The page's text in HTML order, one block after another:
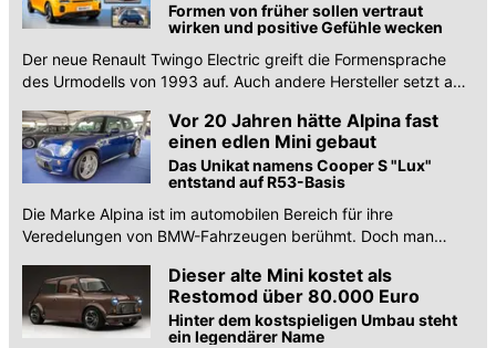
Formen von früher sollen vertraut
wirken und positive Gefühle wecken
Der neue Renault Twingo Electric greift die Formensprache
des Urmodells von 1993 auf. Auch andere Hersteller setzt auf
Vor 20 Jahren hätte Alpina fast
einen edlen Mini gebaut
Das Unikat namens Cooper S "Lux"
entstand auf R53-Basis
Die Marke Alpina ist im automobilen Bereich für ihre
Veredelungen von BMW-Fahrzeugen berühmt. Doch man
Dieser alte Mini kostet als
Restomod über 80.000 Euro
Hinter dem kostspieligen Umbau steht
ein legendärer Name